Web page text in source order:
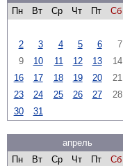
Пн
Вт Ср Чт Пт Сб
2
3 4 5 6 7
9
10 11 12 13 14
16
17 18 19 20 21
23
24 25 26 27 28
30
31
апрель
Пн
Вт Ср Чт Пт Сб